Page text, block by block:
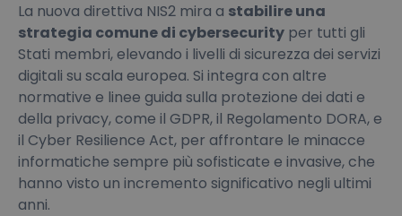
La nuova direttiva NIS2 mira a stabilire una
strategia comune di cybersecurity per tutti gli
Stati membri, elevando i livelli di sicurezza dei servizi
digitali su scala europea. Si integra con altre
normative e linee guida sulla protezione dei dati e
della privacy, come il GDPR, il Regolamento DORA, e
il Cyber Resilience Act, per affrontare le minacce
informatiche sempre più sofisticate e invasive, che
hanno visto un incremento significativo negli ultimi
anni.